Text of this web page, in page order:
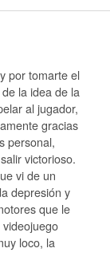
por tomarte el
la idea de la
al jugador,
gracias
personal,
victorioso.
vi de un
depresión y
que le
loco, la